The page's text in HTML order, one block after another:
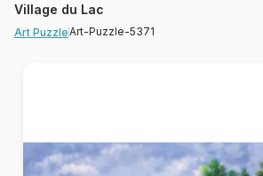
Village du Lac
Art PuzzleArt-Puzzle-5371